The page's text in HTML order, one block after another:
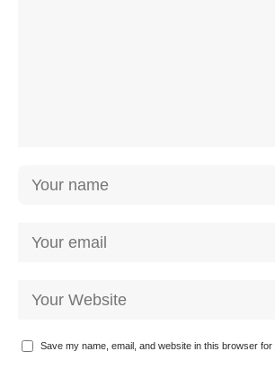
Save my name, email, and website in this browser for